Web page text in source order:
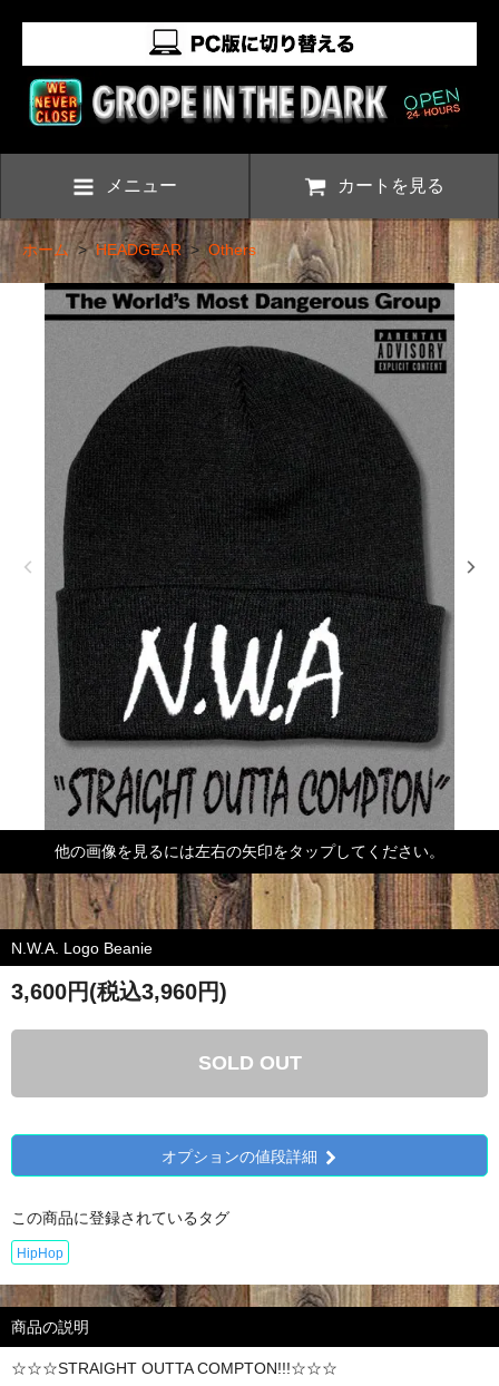
メニュー カートを見る
ホーム>HEADGEAR>Others
他の画像を見るには左右の矢印をタップしてください。
N.W.A. Logo Beanie
3,600円(税込3,960円)
SOLD OUT
オプションの値段詳細
この商品に登録されているタグ
HipHop
商品の説明
☆☆☆STRAIGHT OUTTA COMPTON!!!☆☆☆